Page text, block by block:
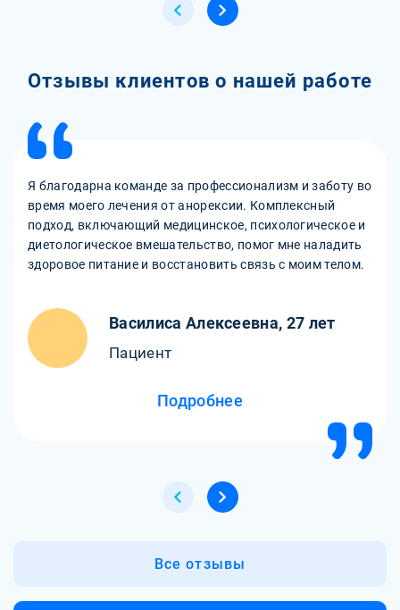
Отзывы клиентов о нашей работе
Я благодарна команде за профессионализм и заботу во
время моего лечения от анорексии. Комплексный
подход, включающий медицинское, психологическое и
диетологическое вмешательство, помог мне наладить
здоровое питание и восстановить связь с моим телом.
Василиса Алексеевна, 27 лет
Пациент
Подробнее
Все отзывы